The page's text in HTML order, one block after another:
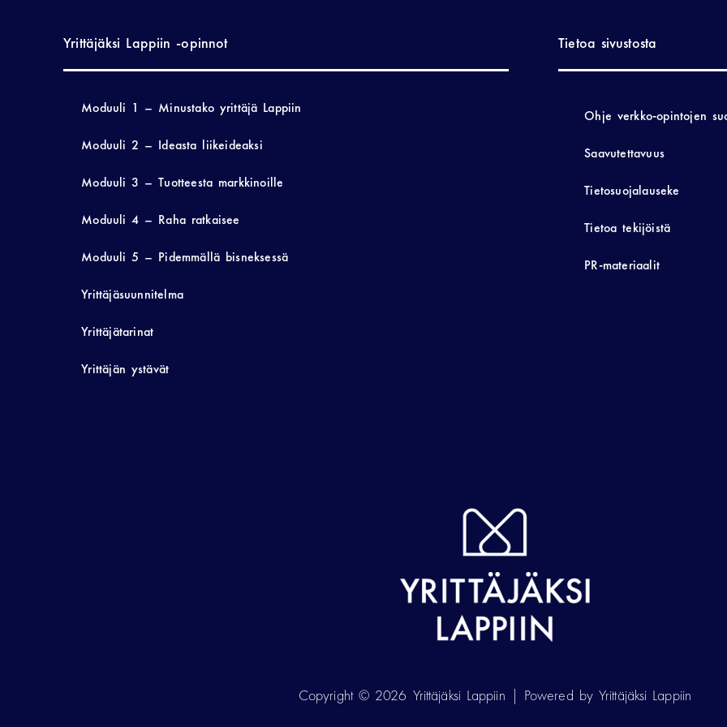
Yrittäjäksi Lappiin -opinnot
Moduuli 1 – Minustako yrittäjä Lappiin
Moduuli 2 – Ideasta liikeideaksi
Moduuli 3 – Tuotteesta markkinoille
Moduuli 4 – Raha ratkaisee
Moduuli 5 – Pidemmällä bisneksessä
Yrittäjäsuunnitelma
Yrittäjätarinat
Yrittäjän ystävät
Tietoa sivustosta
Ohje verkko-opintojen
Saavutettavuus
Tietosuojalauseke
Tietoa tekijöistä
PR-materiaalit
Copyright © 2026 Yrittäjäksi Lappiin | Powered by Yrittäjäksi Lappiin